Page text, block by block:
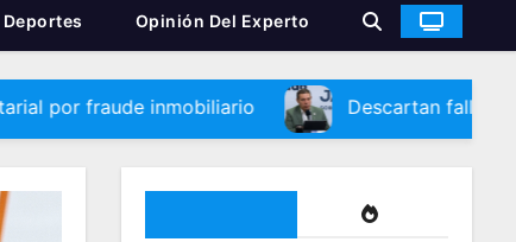
Deportes Opinión Del Experto
inmobiliario Descartan fallas en